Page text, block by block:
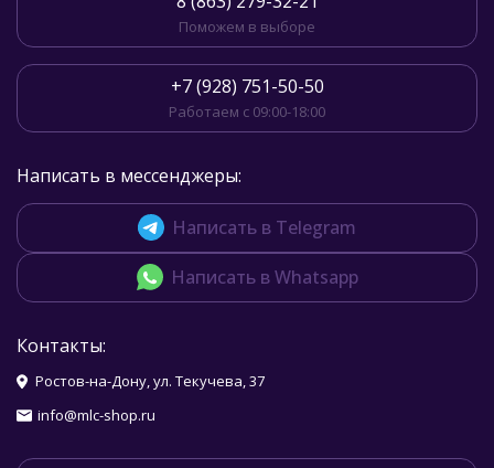
Поможем в выборе
+7 (928) 751-50-50
Работаем с 09:00-18:00
Написать в мессенджеры:
Написать в Telegram
Написать в Whatsapp
Контакты:
Ростов-на-Дону, ул. Текучева, 37
info@mlc-shop.ru